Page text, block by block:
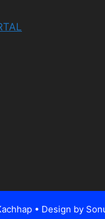
• Design by